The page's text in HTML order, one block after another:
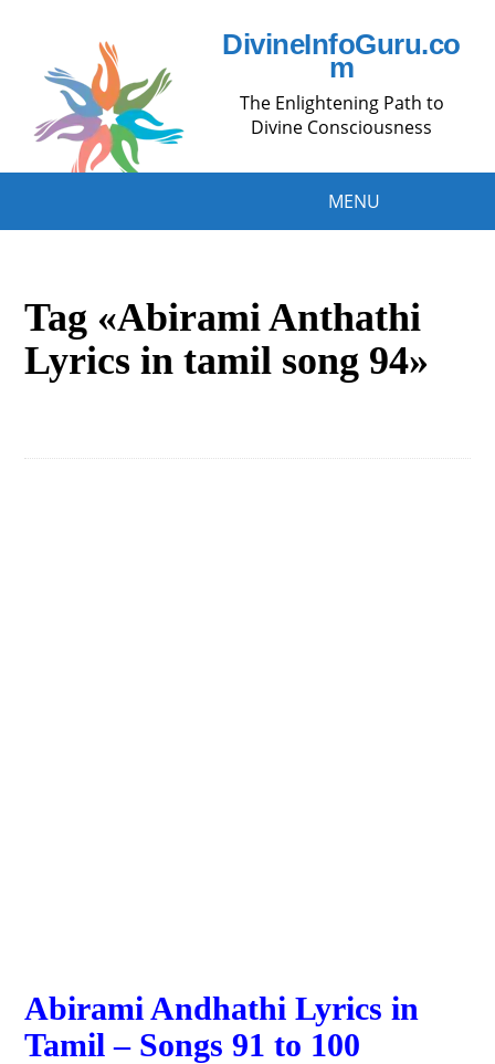
DivineInfoGuru.co
m
The Enlightening Path to
Divine Consciousness
MENU
Tag «Abirami Anthathi
Lyrics in tamil song 94»
Abirami Andhathi Lyrics in
Tamil – Songs 91 to 100